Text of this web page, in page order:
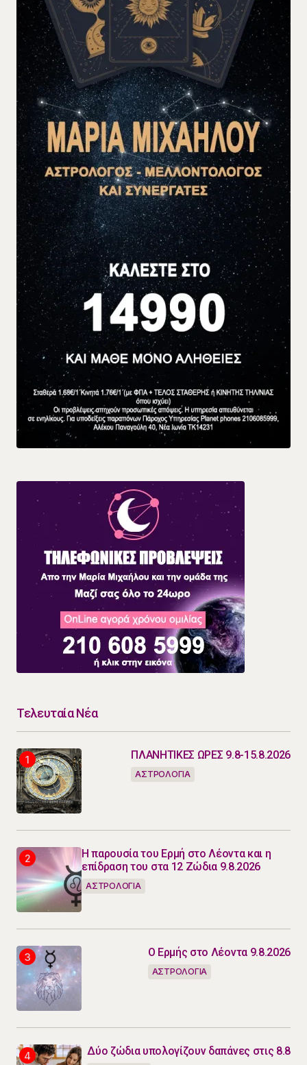
Τελευταία Νέα
ΠΛΑΝΗΤΙΚΕΣ ΩΡΕΣ 9.8-15.8.2026
ΑΣΤΡΟΛΟΓΙΑ
Η παρουσία του Ερμή στο Λέοντα και η
επίδραση του στα 12 Ζώδια 9.8.2026
ΑΣΤΡΟΛΟΓΙΑ
Ο Ερμής στο Λέοντα 9.8.2026
ΑΣΤΡΟΛΟΓΙΑ
Δύο ζώδια υπολογίζουν δαπάνες στις 8.8